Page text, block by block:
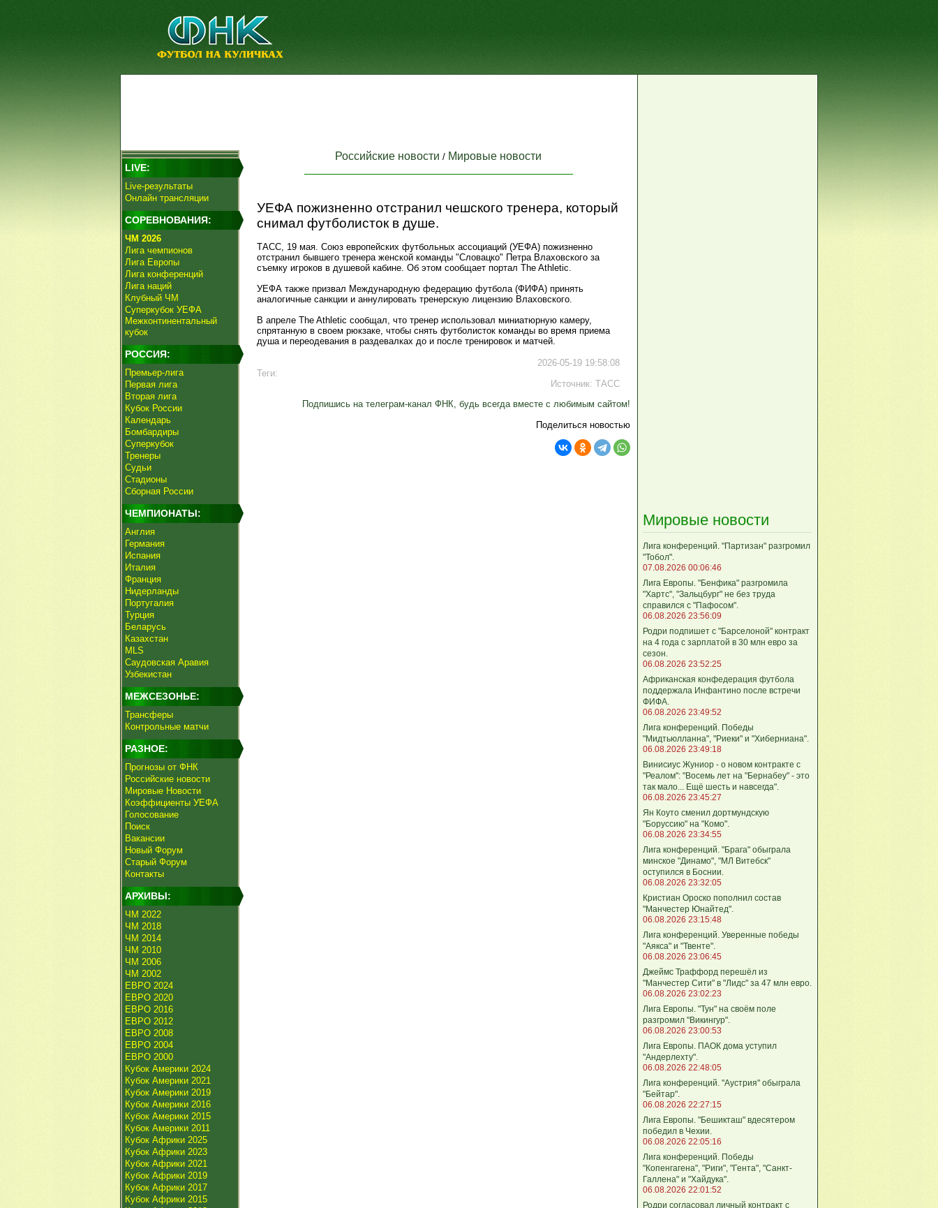
LIVE:
Live-результаты
Онлайн трансляции
СОРЕВНОВАНИЯ:
ЧМ 2026
Лига чемпионов
Лига Европы
Лига конференций
Лига наций
Клубный ЧМ
Суперкубок УЕФА
Межконтинентальный
кубок
РОССИЯ:
Премьер-лига
Первая лига
Вторая лига
Кубок России
Календарь
Бомбардиры
Суперкубок
Тренеры
Судьи
Стадионы
Сборная России
ЧЕМПИОНАТЫ:
Англия
Германия
Испания
Италия
Франция
Нидерланды
Португалия
Турция
Беларусь
Казахстан
MLS
Саудовская Аравия
Узбекистан
МЕЖСЕЗОНЬЕ:
Трансферы
Контрольные матчи
РАЗНОЕ:
Прогнозы от ФНК
Российские новости
Мировые Новости
Коэффициенты УЕФА
Голосование
Поиск
Вакансии
Новый Форум
Старый Форум
Контакты
АРХИВЫ:
ЧМ 2022
ЧМ 2018
ЧМ 2014
ЧМ 2010
ЧМ 2006
ЧМ 2002
ЕВРО 2024
ЕВРО 2020
ЕВРО 2016
ЕВРО 2012
ЕВРО 2008
ЕВРО 2004
ЕВРО 2000
Кубок Америки 2024
Кубок Америки 2021
Кубок Америки 2019
Кубок Америки 2016
Кубок Америки 2015
Кубок Америки 2011
Кубок Африки 2025
Кубок Африки 2023
Кубок Африки 2021
Кубок Африки 2019
Кубок Африки 2017
Кубок Африки 2015
Российские новости / Мировые новости
УЕФА пожизненно отстранил чешского тренера, который
снимал футболисток в душе.
ТАСС, 19 мая. Союз европейских футбольных ассоциаций (УЕФА) пожизненно
отстранил бывшего тренера женской команды "Словацко" Петра Влаховского за
съемку игроков в душевой кабине. Об этом сообщает портал The Athletic.
УЕФА также призвал Международную федерацию футбола (ФИФА) принять
аналогичные санкции и аннулировать тренерскую лицензию Влаховского.
В апреле The Athletic сообщал, что тренер использовал миниатюрную камеру,
спрятанную в своем рюкзаке, чтобы снять футболисток команды во время приема
душа и переодевания в раздевалках до и после тренировок и матчей.
2026-05-19 19:58:08
Теги:
Источник: ТАСС
Подпишись на телеграм-канал ФНК, будь всегда вместе с любимым сайтом!
Поделиться новостью
Мировые новости
Лига кoнференций. "Партизан" разгромил
"Тобол".
07.08.2026 00:06:46
Лига Европы. "Бенфика" разгромила
"Хартс", "Зальцбург" не без труда
справился с "Пафосом".
06.08.2026 23:56:09
Родри подпишет с "Барселоной" контракт
на 4 года с зарплатой в 30 млн евро за
сезон.
06.08.2026 23:52:25
Африканская конфедерация футбола
поддержала Инфантино после встречи
ФИФА.
06.08.2026 23:49:52
Лига кoнференций. Победы
"Мидтьюлланна", "Риеки" и "Хиберниана".
06.08.2026 23:49:18
Винисиус Жуниор - о новом контракте с
"Реалом": "Восемь лет на "Бернабеу" - это
так мало... Ещё шесть и навсегда".
06.08.2026 23:45:27
Ян Коуто сменил дортмундскую
"Боруссию" на "Комо".
06.08.2026 23:34:55
Лига кoнференций. "Брага" обыграла
минское "Динамо", "МЛ Витебск"
оступился в Боснии.
06.08.2026 23:32:05
Кристиан Ороско пополнил состав
"Манчестер Юнайтед".
06.08.2026 23:15:48
Лига кoнференций. Уверенные победы
"Аякса" и "Твенте".
06.08.2026 23:06:45
Джеймс Траффорд перешёл из
"Манчестер Сити" в "Лидс" за 47 млн евро.
06.08.2026 23:02:23
Лига Европы. "Тун" на своём поле
разгромил "Викингур".
06.08.2026 23:00:53
Лига Европы. ПАОК дома уступил
"Андерлехту".
06.08.2026 22:48:05
Лига конференций. "Аустрия" обыграла
"Бейтар".
06.08.2026 22:27:15
Лига Европы. "Бешикташ" вдесятером
победил в Чехии.
06.08.2026 22:05:16
Лига конференций. Победы
"Копенгагена", "Риги", "Гента", "Санкт-
Галлена" и "Хайдука".
06.08.2026 22:01:52
Родри согласовал личный контракт с